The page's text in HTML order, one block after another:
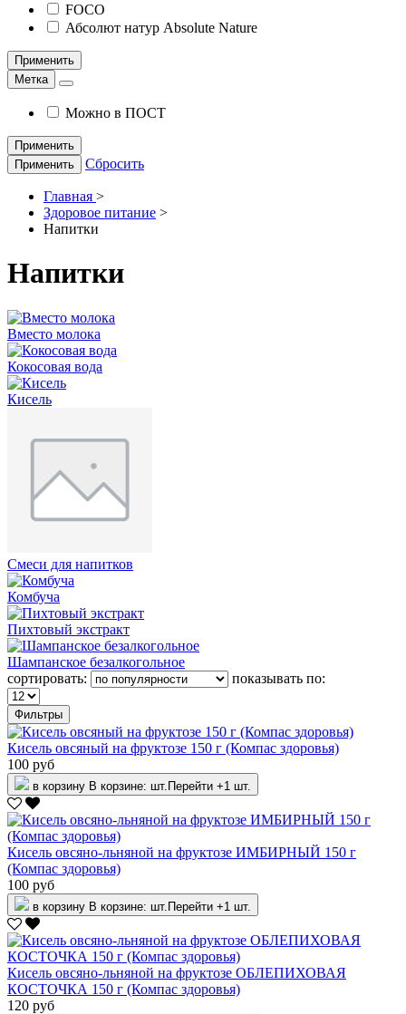
FOCO
Абсолют натур Absolute Nature
Применить
Метка
Можно в ПОСТ
Применить
Применить
Сбросить
Главная >
Здоровое питание >
Напитки
Напитки
Вместо молока
Кокосовая вода
Кисель
Смеси для напитков
Комбуча
Пихтовый экстракт
Шампанское безалкогольное
сортировать:
показывать по:
Фильтры
Кисель овсяный на фруктозе 150 г (Компас здоровья)
100 руб
в корзину В корзине: шт. Перейти +1 шт.
Кисель овсяно-льняной на фруктозе ИМБИРНЫЙ 150 г
(Компас здоровья)
100 руб
в корзину В корзине: шт. Перейти +1 шт.
Кисель овсяно-льняной на фруктозе ОБЛЕПИХОВАЯ
КОСТОЧКА 150 г (Компас здоровья)
120 руб